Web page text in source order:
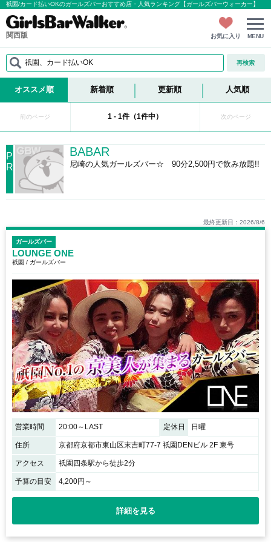
祇園/カード払いOKのガールズバーおすすめ店・人気ランキング【ガールズバーウォーカー】
関西版 お気に入り MENU
祇園、カード払いOK 再検索
オススメ順 新着順 更新順 人気順
前のページ 1 - 1件（1件中） 次のページ
P
R
BABAR
尼崎の人気ガールズバー☆ 90分2,500円で飲み放題!!
最終更新日：2026/8/6
ガールズバー
LOUNGE ONE
祇園 / ガールズバー
営業時間 20:00～LAST 定休日 日曜
住所 京都府京都市東山区末吉町77-7 祇園DENビル 2F 東号
アクセス 祇園四条駅から徒歩2分
予算の目安 4,200円～
詳細を見る